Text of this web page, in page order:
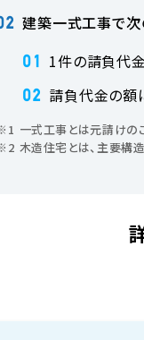
建築一式工事で
01 1件の請負代
02 請負代金の額
一式工事とは元請けのこ
木造住宅とは、主要構